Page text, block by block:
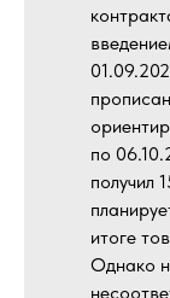
по
получил
итоге
Однако